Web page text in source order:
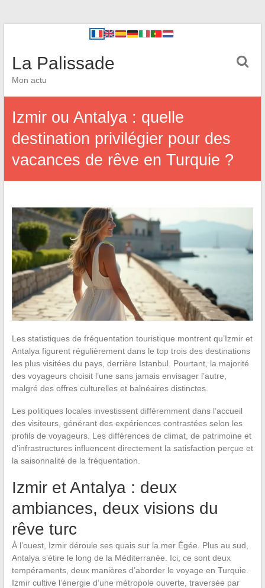
La Palissade
Mon actu
Izmir ou Antalya : quelle
destination privilégier pour des
vacances de rêve en Turquie ?
Les statistiques de fréquentation touristique montrent qu’Izmir et
Antalya figurent régulièrement dans le top trois des destinations
les plus visitées du pays, derrière Istanbul. Pourtant, la majorité
des voyageurs choisit l’une sans jamais envisager l’autre,
malgré des offres culturelles et balnéaires distinctes.
Les politiques locales investissent différemment dans l’accueil
des visiteurs, générant des expériences contrastées selon les
profils de voyageurs. Les différences de climat, de patrimoine et
d’infrastructures influencent directement la satisfaction perçue et
la saisonnalité de la fréquentation.
Izmir et Antalya : deux
ambiances, deux visions du
rêve turc
À l’ouest, Izmir déroule ses quais sur la mer Égée. Plus au sud,
Antalya s’étire le long de la Méditerranée. Ici, ce sont deux
tempéraments, deux manières d’aborder le voyage en Turquie.
Izmir cultive l’énergie d’une métropole ouverte, traversée par